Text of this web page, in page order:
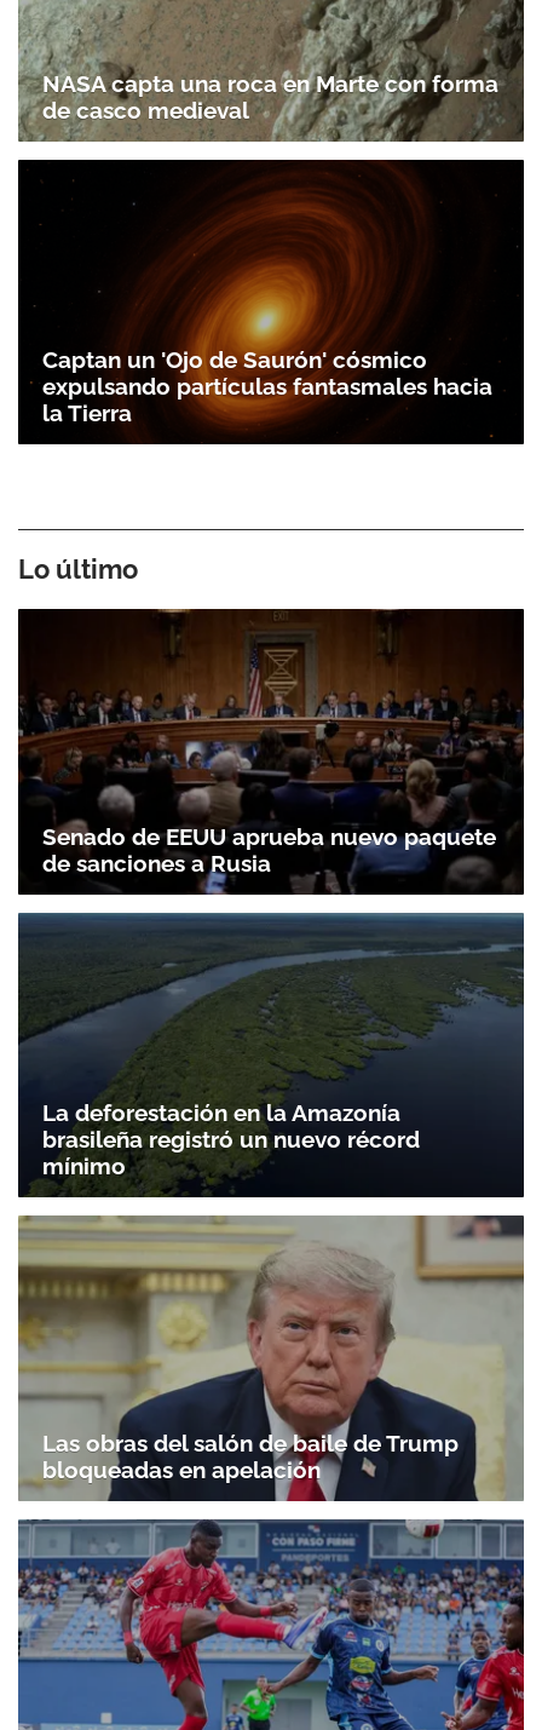
NASA capta una roca en Marte con forma
de casco medieval
Captan un 'Ojo de Saurón' cósmico
expulsando partículas fantasmales hacia
la Tierra
Lo último
Senado de EEUU aprueba nuevo paquete
de sanciones a Rusia
La deforestación en la Amazonía
brasileña registró un nuevo récord
mínimo
Las obras del salón de baile de Trump
bloqueadas en apelación